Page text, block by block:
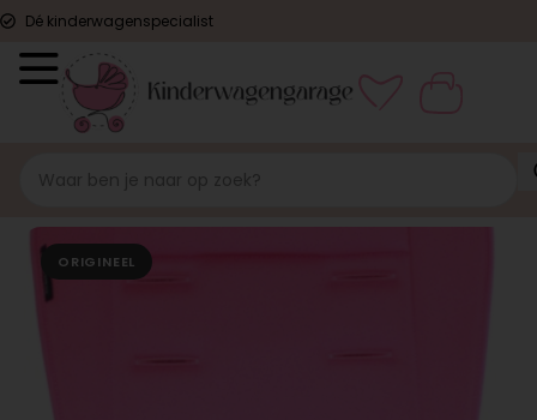
Dé kinderwagenspecialist
ORIGINEEL